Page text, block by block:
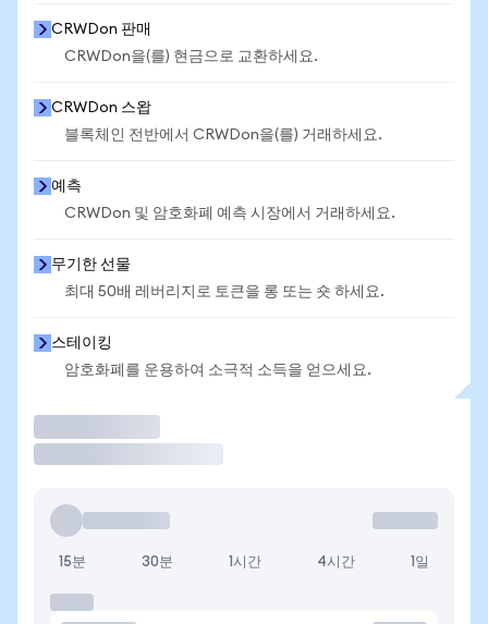
CRWDon 판매
CRWDon을(를) 현금으로 교환하세요.
CRWDon 스왑
블록체인 전반에서 CRWDon을(를) 거래하세요.
예측
CRWDon 및 암호화폐 예측 시장에서 거래하세요.
무기한 선물
최대 50배 레버리지로 토큰을 롱 또는 숏 하세요.
스테이킹
암호화폐를 운용하여 소극적 소득을 얻으세요.
15분 30분 1시간 4시간 1일